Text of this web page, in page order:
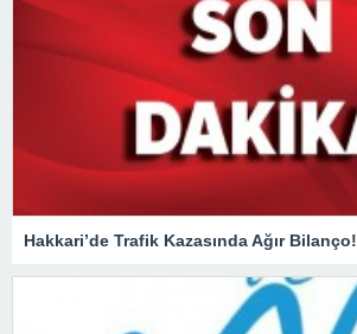
Hakkari’de Trafik Kazasında Ağır Bilanço!